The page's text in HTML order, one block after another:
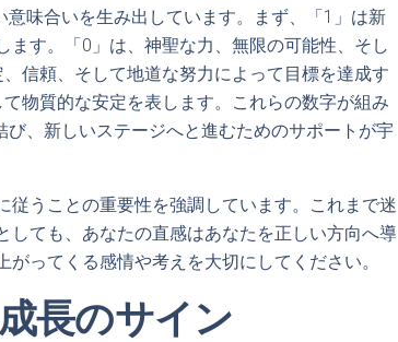
味合いを生み出しています。まず、「1」は新
ます。「0」は、神聖な力、無限の可能性、そし
信頼、そして地道な努力によって目標を達成す
物質的な安定を表します。これらの数字が組み
、新しいステージへと進むためのサポートが宇
うことの重要性を強調しています。これまで迷
しても、あなたの直感はあなたを正しい方向へ導
ってくる感情や考えを大切にしてください。
長のサイン